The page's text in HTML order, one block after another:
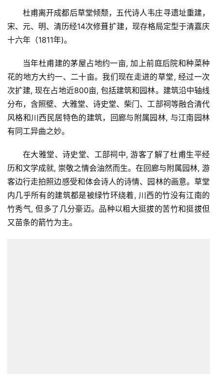
杜甫离开成都后草堂倾颓，五代诗人韦庄寻遗址重建，
宋、元、明、清历经14次修葺扩建，现存格局定型于清嘉庆
十六年（1811年)。
当年杜甫建的茅屋占地约一亩, 加上前庭后院和种菜种
花的地方大约一、二十亩。我们现在走进的草堂, 经过一次
次扩建, 现在占地近800亩, 包括建筑和园林。建筑沿中轴线
分布，含照壁、大雅堂、诗史堂、柴门、工部祠等融合清代
风格和川西民居特色的建筑，回廊与附属园林, 与江南园林
有同工异曲之妙。
在大雅堂、诗史堂、工部祠中, 游客了解了杜甫生平经
历和文学成就, 崇敬之情会油然而生。在回廊与附属园林, 游
客边行走拍照边感受和体会诗人的诗情、园林的画意。草堂
内几乎所有的建筑都是被绿竹环绕着, 川西的竹没有江南的
竹秀气, 但多了几分豪迈。品种以粗大挺拔的苦竹和挺拔但
又苗条的箭竹为主。